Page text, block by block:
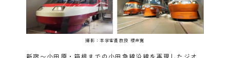
撮影：本学客員教授 櫻井寛